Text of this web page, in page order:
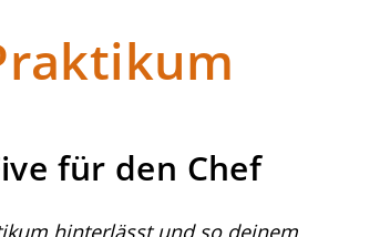
für den Chef
hinterlässt und so deinem